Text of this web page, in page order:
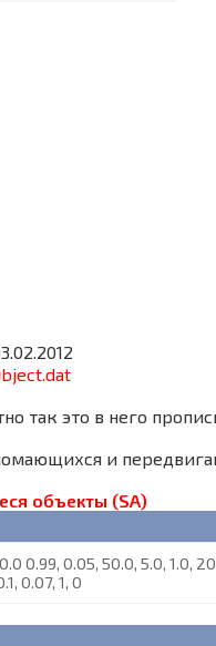
так это в него
и
объекты (SA)
0.99, 0.05, 50.0, 5.0, 1.0,
0.07, 1, 0